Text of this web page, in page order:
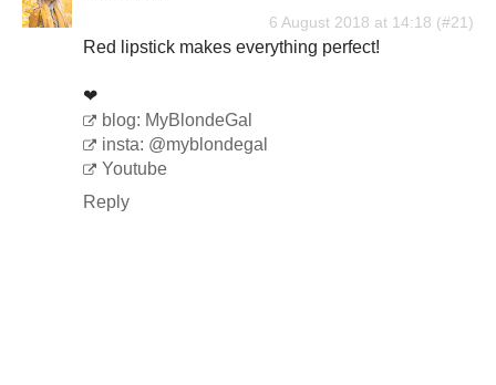
6 August 2018 at 14:18
Red lipstick makes everything perfect!
❤
blog: MyBlondeGal
insta: @myblondegal
Youtube
Reply